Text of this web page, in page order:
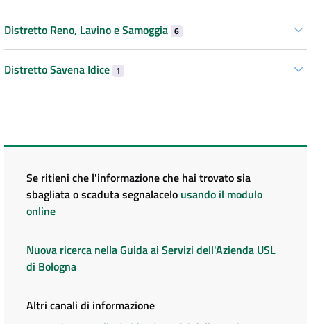
Distretto Reno, Lavino e Samoggia 6
Distretto Savena Idice 1
Se ritieni che l'informazione che hai trovato sia
sbagliata o scaduta segnalacelo usando il modulo
online
Nuova ricerca nella Guida ai Servizi dell'Azienda USL
di Bologna
Altri canali di informazione